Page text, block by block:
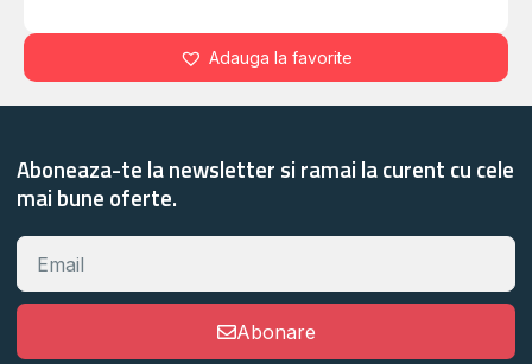
Adauga la favorite
Aboneaza-te la newsletter si ramai la curent cu cele
mai bune oferte.
Abonare